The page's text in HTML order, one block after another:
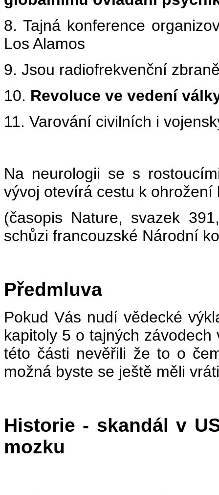
8. Tajná konference
Los Alamos
9. Jsou radiofrekvenční
10. Revoluce ve vedení
11. Varování civilních i
Na neurologii se s
vývoj otevírá cestu k ohrožení
(časopis Nature, svazek
schůzi francouzské Národní
Předmluva
Pokud Vás nudí vědecké
kapitoly 5 o tajných
této části nevěřili že to o
možná byste se ještě měli
Historie - skandál v
mozku